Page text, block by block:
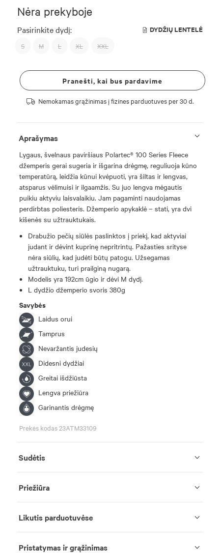
Nėra prekyboje
Pasirinkite dydį: DYDŽIŲ LENTELĖ
S M L XL XXL
Pranešti, kai bus pardavime
Nemokamas grąžinimas į fizines parduotuves per 30 d.
Aprašymas
Lygaus, švelnaus paviršiaus Polartec® 100 Series Fleece
džemperis gerai sugeria ir išgarina drėgmę, reguliuoja kūno
temperatūrą, leidžia kūnui kvėpuoti, yra šiltas ir lengvas,
atsparus vėlimuisi ir ilgaamžis. Su juo lengva mėgautis
puikiu aktyviu laisvalaikiu. Jam pagaminti naudojamas
perdirbtas poliesteris. Džemperio apykaklė – stati, yra dvi
kišenės su užtrauktukais.
Drabužio pečių siūlės paslinktos į priekį, kad aktyviai
judant ir dėvint kuprinę nepritrintų. Pažasties srityse
nėra siūlių, kad judėti būtų patogu. Užsegamas
užtrauktuku, turi prailginą nugarą.
Modelis yra 192cm ūgio ir dėvi M dydį.
L dydžio džemperio svoris 380g
Savybės
Laidus orui
Tamprus
Nevaržantis judesių
Didesni dydžiai
Greitai išdžiūsta
Lengva priežiūra
Garinantis drėgmę
Prekės kodas 23ATM33109
Sudėtis
Priežiūra
Likutis parduotuvėse
Pristatymas ir grąžinimas